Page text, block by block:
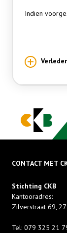
Indien
CONTACT MET
Stichting CKB
Kantooradres:
Zilverstraat 69,
Tel: 079 325 21